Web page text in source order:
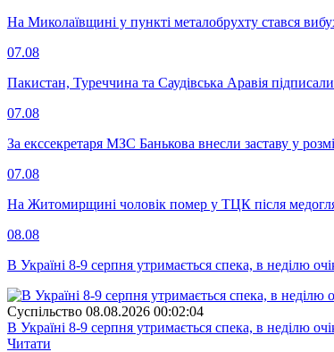
На Миколаївщині у пункті металобрухту стався
07.08
Пакистан, Туреччина та Саудівська Аравія
07.08
За екссекретаря МЗС Банькова внесли заставу у
07.08
На Житомирщині чоловік помер у ТЦК після
08.08
В Україні 8-9 серпня утримається спека, в неділю
Суспiльство 08.08.2026 00:02:04
В Україні 8-9 серпня утримається спека, в неділю
Читати